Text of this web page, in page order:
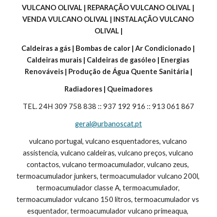
VULCANO OLIVAL | REPARAÇÃO VULCANO OLIVAL |
VENDA VULCANO OLIVAL | INSTALAÇÃO VULCANO
OLIVAL |
Caldeiras a gás | Bombas de calor | Ar Condicionado |
Caldeiras murais | Caldeiras de gasóleo | Energias
Renováveis | Produção de Água Quente Sanitária |
Radiadores | Queimadores
TEL. 24H 309 758 838 :: 937 192 916 :: 913 061 867
geral@urbanoscat.pt
vulcano portugal, vulcano esquentadores, vulcano
assistencia, vulcano caldeiras, vulcano preços, vulcano
contactos, vulcano termoacumulador, vulcano zeus,
termoacumulador junkers, termoacumulador vulcano 200l,
termoacumulador classe A, termoacumulador,
termoacumulador vulcano 150 litros, termoacumulador vs
esquentador, termoacumulador vulcano primeaqua,